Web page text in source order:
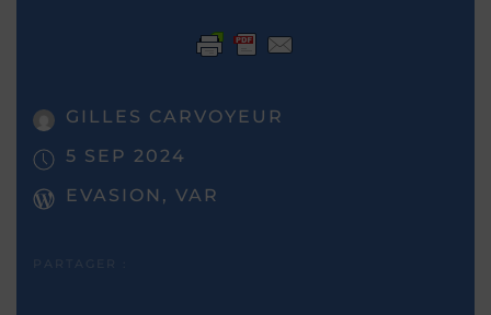
GILLES CARVOYEUR
5 SEP 2024
EVASION, VAR